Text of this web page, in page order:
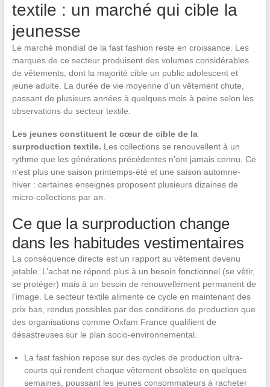
textile : un marché qui cible la
jeunesse
Le marché mondial de la fast fashion reste en croissance. Les
marques de ce secteur produisent des volumes considérables
de vêtements, dont la majorité cible un public adolescent et
jeune adulte. La durée de vie moyenne d’un vêtement chute,
passant de plusieurs années à quelques mois à peine selon les
observations du secteur textile.
Les jeunes constituent le cœur de cible de la
surproduction textile. Les collections se renouvellent à un
rythme que les générations précédentes n’ont jamais connu. Ce
n’est plus une saison printemps-été et une saison automne-
hiver : certaines enseignes proposent plusieurs dizaines de
micro-collections par an.
Ce que la surproduction change
dans les habitudes vestimentaires
La conséquence directe est un rapport au vêtement devenu
jetable. L’achat ne répond plus à un besoin fonctionnel (se vêtir,
se protéger) mais à un besoin de renouvellement permanent de
l’image. Le secteur textile alimente ce cycle en maintenant des
prix bas, rendus possibles par des conditions de production que
des organisations comme Oxfam France qualifient de
désastreuses sur le plan socio-environnemental.
La fast fashion repose sur des cycles de production ultra-
courts qui rendent chaque vêtement obsolète en quelques
semaines, poussant les jeunes consommateurs à racheter